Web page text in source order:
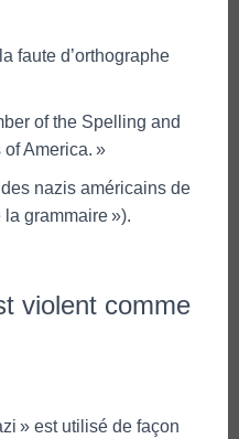
faute d’orthographe
of the Spelling and
America. »
nazis américains de
la grammaire »).
violent comme
» est utilisé de façon